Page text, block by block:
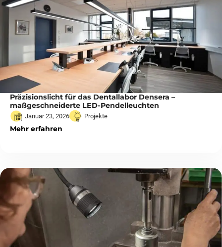
Präzisionslicht für das Dentallabor Densera –
maßgeschneiderte LED-Pendelleuchten
Januar 23, 2026 Projekte
Mehr erfahren